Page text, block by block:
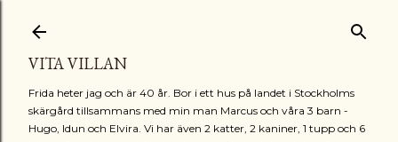
VITA VILLAN
Frida heter jag och är 40 år. Bor i ett hus på landet i Stockholms
skärgård tillsammans med min man Marcus och våra 3 barn -
Hugo, Idun och Elvira. Vi har även 2 katter, 2 kaniner, 1 tupp och 6